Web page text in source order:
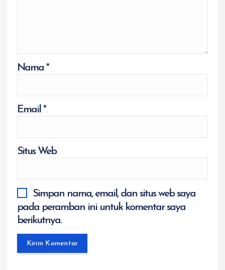
Nama *
Email *
Situs Web
Simpan nama, email, dan situs web saya
pada peramban ini untuk komentar saya
berikutnya.